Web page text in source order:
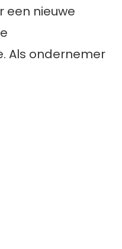
een nieuwe
Als ondernemer